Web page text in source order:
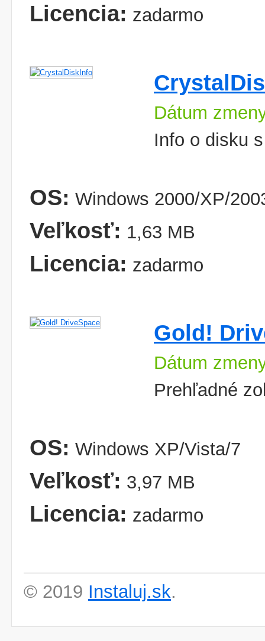
Licencia: zadarmo
Dátum
Info o disku
OS: Windows 2000/XP/
Veľkosť: 1,63 MB
Licencia: zadarmo
Gold!
Dátum
Prehľadné
OS: Windows XP/Vista/7
Veľkosť: 3,97 MB
Licencia: zadarmo
© 2019 Instaluj.sk.